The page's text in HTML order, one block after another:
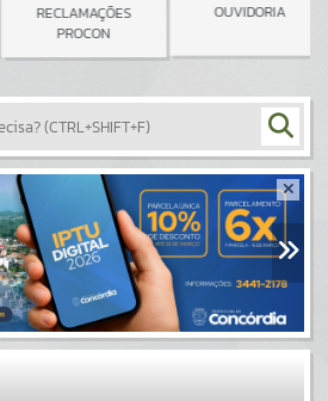
RECLAMAÇÕES
PROCON
OUVIDORIA
Por favor, aguarde...